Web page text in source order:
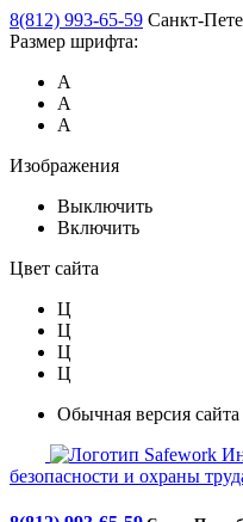
8(812) 993-65-59 Санкт-
Размер шрифта:
А
А
А
Изображения
Выключить
Включить
Цвет сайта
Ц
Ц
Ц
Ц
Обычная версия сайта
Safework
безопасности и охраны